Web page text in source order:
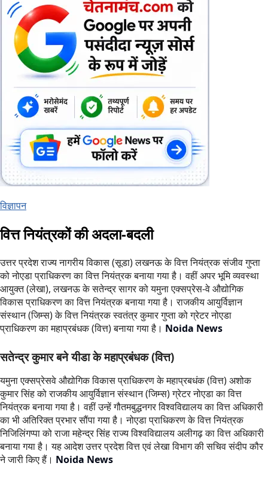
विज्ञापन
वित्त नियंत्रकों की अदला-बदली
उत्तर प्रदेश राज्य नागरीय विकास (सूडा) लखनऊ के वित्त नियंत्रक संजीव गुप्ता
को नोएडा प्राधिकरण का वित्त नियंत्रक बनाया गया है। वहीं अपर भूमि व्यवस्था
आयुक्त (लेखा), लखनऊ के सतेन्द्र सागर को यमुना एक्सप्रेस-वे औद्योगिक
विकास प्राधिकरण का वित्त नियंत्रक बनाया गया है। राजकीय आयुर्विज्ञान
संस्थान (जिम्स) के वित्त नियंत्रक स्वतंत्र कुमार गुप्ता को ग्रेटर नोएडा
प्राधिकरण का महाप्रबंधक (वित्त) बनाया गया है। Noida News
सतेन्द्र कुमार बने यीडा के महाप्रबंधक (वित्त)
यमुना एक्सप्रेसवे औद्योगिक विकास प्राधिकरण के महाप्रबधंक (वित्त) अशोक
कुमार सिंह को राजकीय आयुर्विज्ञान संस्थान (जिम्स) ग्रेटर नोएडा का वित्त
नियंत्रक बनाया गया है। वहीं उन्हें गौतमबुद्धनगर विश्वविद्यालय का वित्त अधिकारी
का भी अतिरिक्त प्रभार सौंपा गया है। नोएडा प्राधिकरण के वित्त नियंत्रक
निजिलिंगप्पा को राजा महेन्द्र सिंह राज्य विश्वविद्यालय अलीगढ़ का वित्त अधिकारी
बनाया गया है। यह आदेश उत्तर प्रदेश वित्त एवं लेखा विभाग की सचिव संदीप कौर
ने जारी किए हैं। Noida News